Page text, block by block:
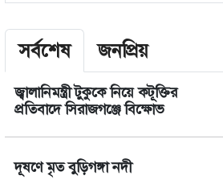
সর্বশেষ জনপ্রিয়
জ্বালানিমন্ত্রী টুকুকে নিয়ে কটূক্তির
প্রতিবাদে সিরাজগঞ্জে বিক্ষোভ
দূষণে মৃত বুড়িগঙ্গা নদী